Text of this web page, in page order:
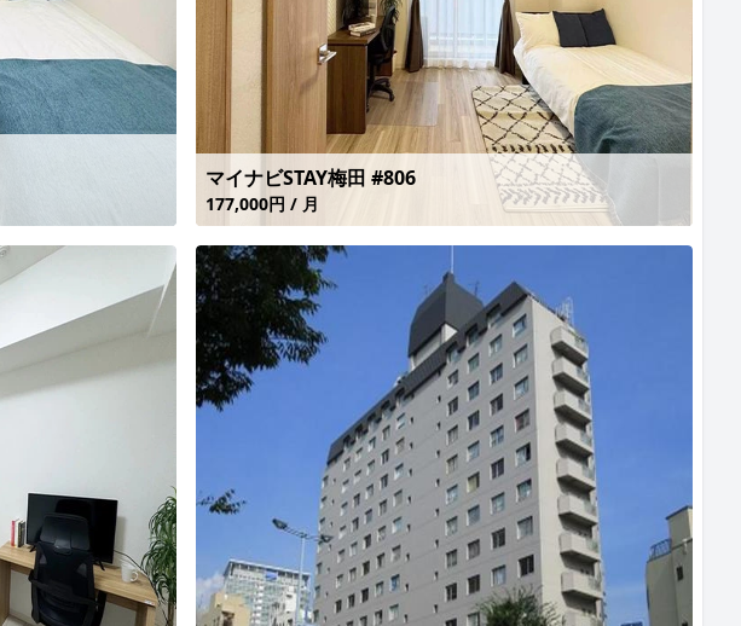
マイナビSTAY梅田 #806
177,000円 / 月